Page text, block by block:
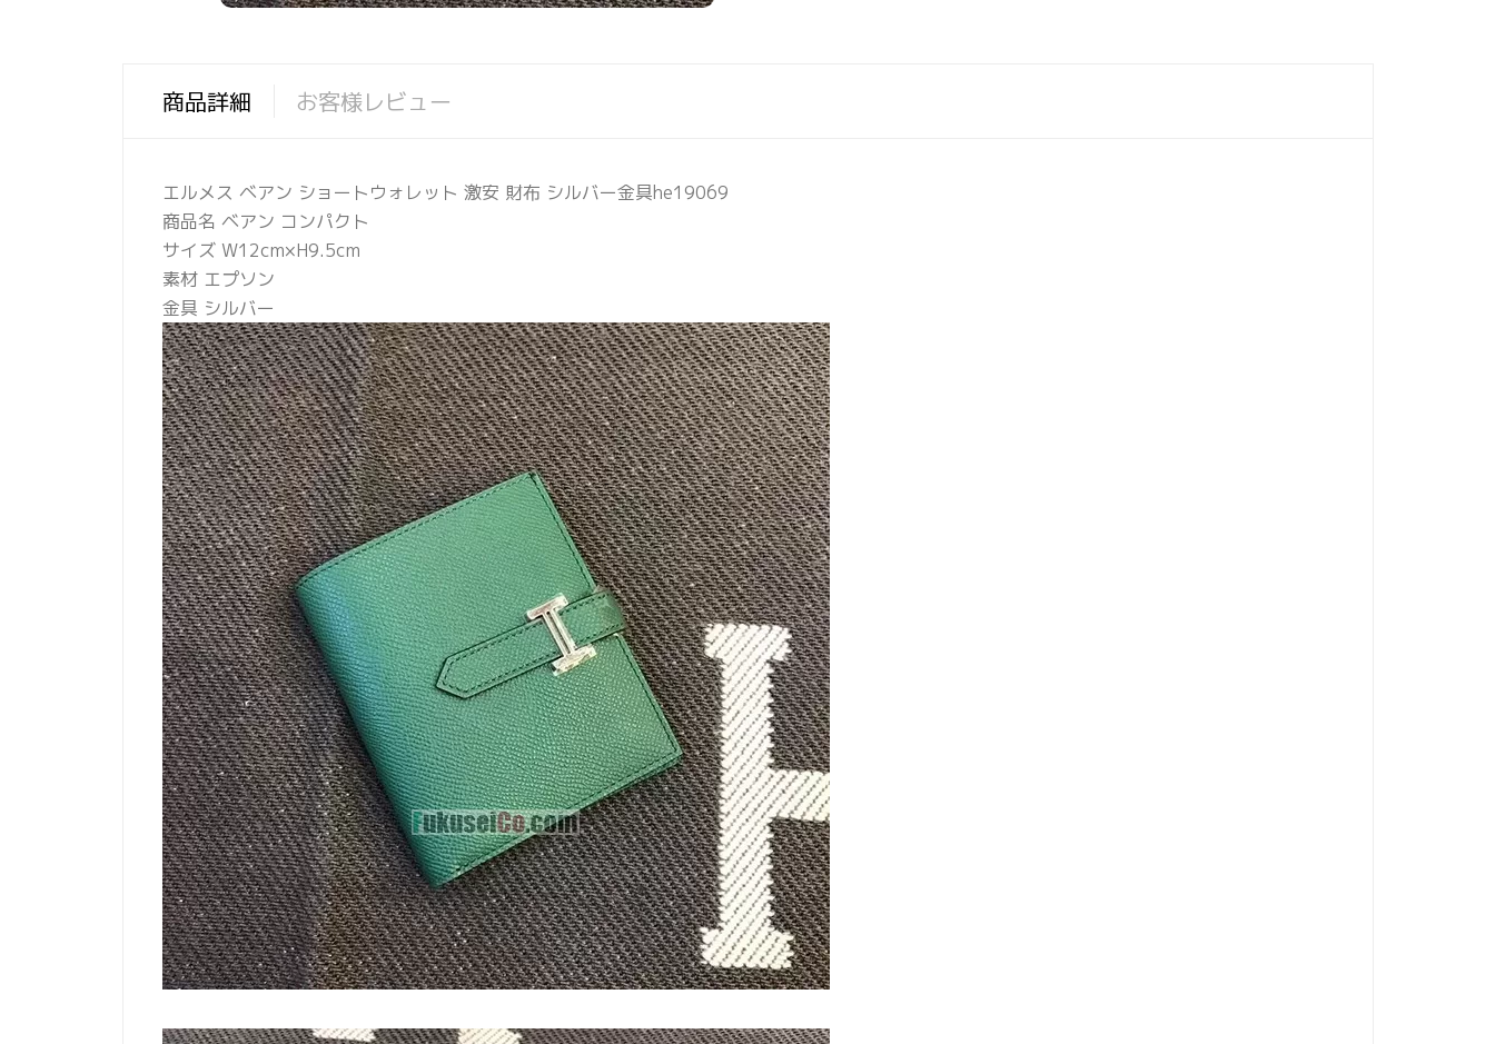
商品詳細 お客様レビュー
エルメス ベアン ショートウォレット 激安 財布 シルバー金具he19069
商品名 ベアン コンパクト
サイズ W12cm×H9.5cm
素材 エプソン
金具 シルバー